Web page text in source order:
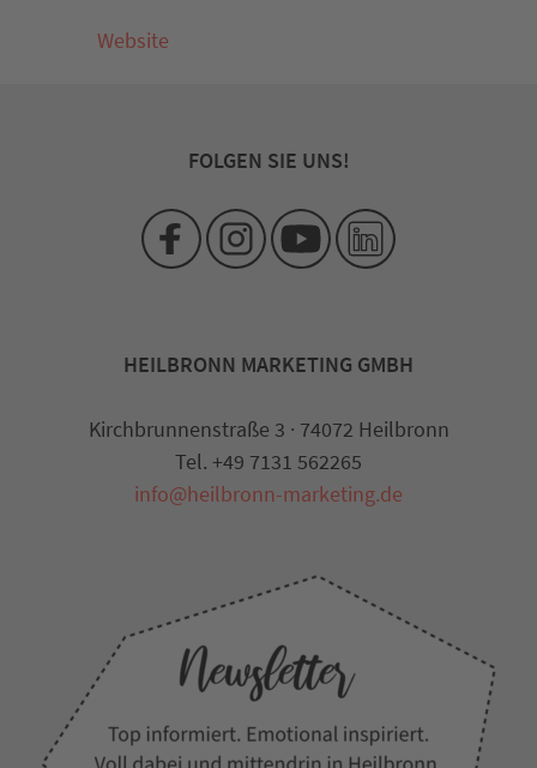
Website
FOLGEN SIE UNS!
HEILBRONN MARKETING GMBH
Kirchbrunnenstraße 3 · 74072 Heilbronn
Tel. +49 7131 562265
info@heilbronn-marketing.de